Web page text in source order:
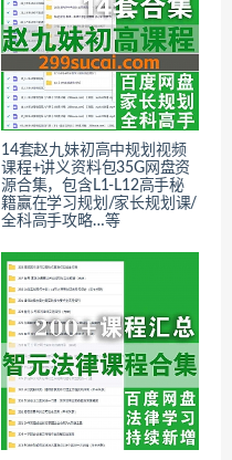
14套赵九妹初高中规划视频
课程+讲义资料包35G网盘资
源合集，包含L1-L12高手秘
籍赢在学习规划/家长规划课/
全科高手攻略…等